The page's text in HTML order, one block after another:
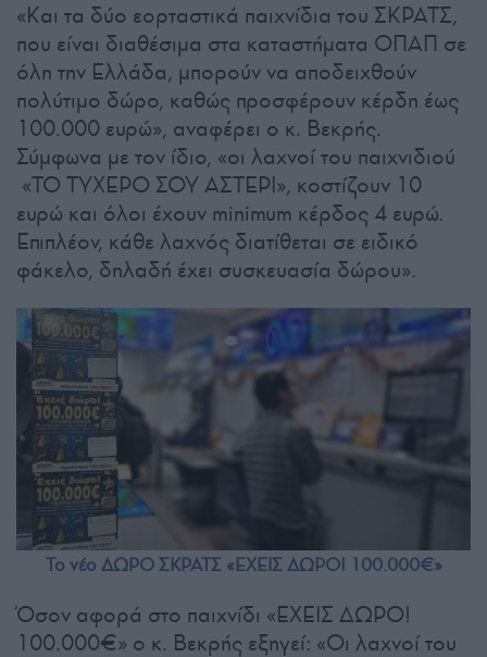
«Και τα δύο εορταστικά παιχνίδια του ΣΚΡΑΤΣ,
που είναι διαθέσιμα στα καταστήματα ΟΠΑΠ σε
όλη την Ελλάδα, μπορούν να αποδειχθούν
πολύτιμο δώρο, καθώς προσφέρουν κέρδη έως
100.000 ευρώ», αναφέρει ο κ. Βεκρής.
Σύμφωνα με τον ίδιο, «οι λαχνοί του παιχνιδιού
«ΤΟ ΤΥΧΕΡΟ ΣΟΥ ΑΣΤΕΡΙ», κοστίζουν 10
ευρώ και όλοι έχουν minimum κέρδος 4 ευρώ.
Επιπλέον, κάθε λαχνός διατίθεται σε ειδικό
φάκελο, δηλαδή έχει συσκευασία δώρου».
Το νέο ΔΩΡΟ ΣΚΡΑΤΣ «ΕΧΕΙΣ ΔΩΡΟ! 100.000€»
Όσον αφορά στο παιχνίδι «ΕΧΕΙΣ ΔΩΡΟ!
100.000€» ο κ. Βεκρής εξηγεί: «Οι λαχνοί του